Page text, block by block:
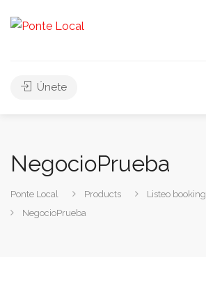
Únete
NegocioPrueba
Ponte Local Products
Listeo booking
NegocioPrueba